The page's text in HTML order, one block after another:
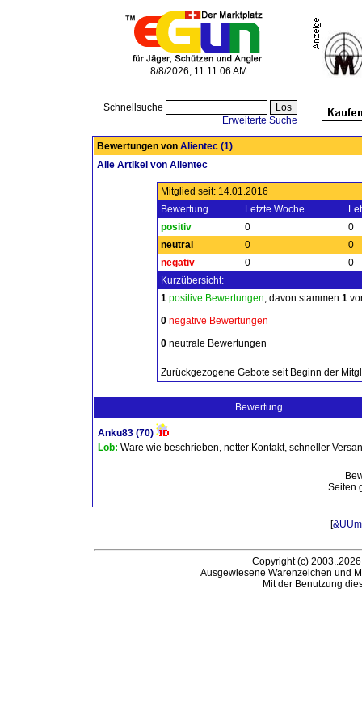
8/8/2026, 11:11:06 AM
Schnellsuche
Erweiterte Suche
Bewertungen von Alientec (1)
Alle Artikel von Alientec
Mitglied seit: 14.01.2016
Bewertung
Letzte Woche
positiv
0
0
neutral
0
0
negativ
0
0
Kurzübersicht:
1 positive Bewertungen, davon stammen 1
0 negative Bewertungen
0 neutrale Bewertungen
Zurückgezogene Gebote seit Beginn der
Bewertung
Anku83 (70)
Lob: Ware wie beschrieben, netter Kontakt, schneller
Seiten
[
Copyright (c)
Ausgewiesene Warenzeichen und
Mit der Benutzung